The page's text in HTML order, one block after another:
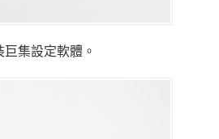
集設定軟體。